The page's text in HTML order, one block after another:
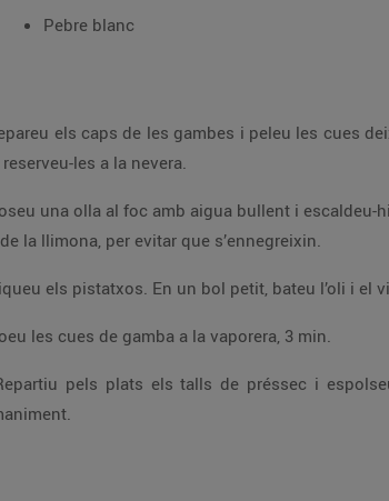
Pebre blanc
els caps de les gambes i peleu les cues deixant-hi el darrer anell. Retireu-los el budell (el cordonet fosc) que els recorre la part dorsal. Salpebreu-
les a la nevera.
olla al foc amb aigua bullent i escaldeu-hi els préssecs 2 min. Retireu-los, refredeu-los i peleu-los. Talleu-los a llesques fines. Regueu-les amb el
suc de la llimona, per evitar que s’ennegreixin.
les cues de gamba a la vaporera, 3 min.
pels plats els talls de préssec i espolseu-hi els pistatxos picats pel damunt. Incorporeu-hi les cues de gamba i regueu-ho amb l’emulsió